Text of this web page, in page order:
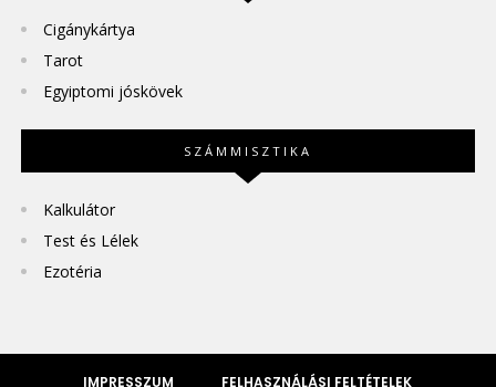
Cigánykártya
Tarot
Egyiptomi jóskövek
SZÁMMISZTIKA
Kalkulátor
Test és Lélek
Ezotéria
IMPRESSZUM FELHASZNÁLÁSI FELTÉTELEK